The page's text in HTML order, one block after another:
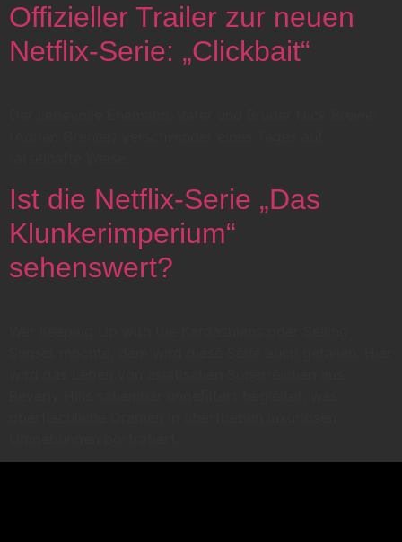
Offizieller Trailer zur neuen
Netflix-Serie: „Clickbait“
Ist die Netflix-Serie „Das
Klunkerimperium“
sehenswert?